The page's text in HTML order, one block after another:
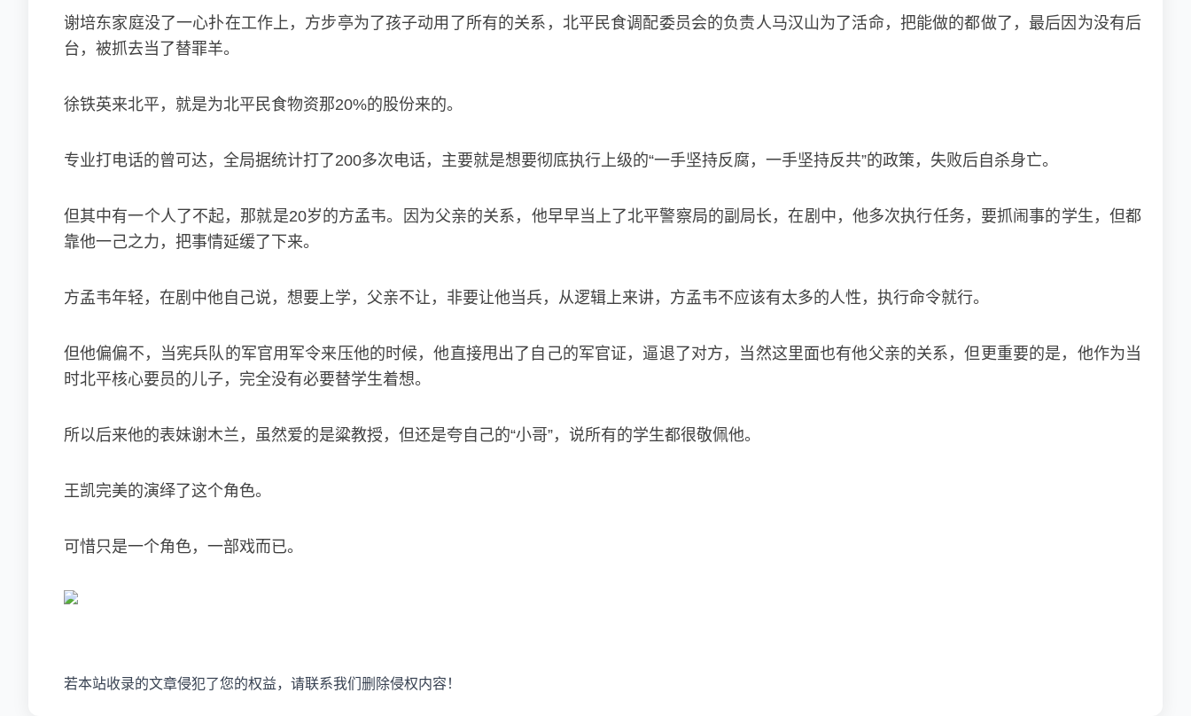
谢培东家庭没了一心扑在工作上，方步亭为了孩子动用了所有的关系，北平民食调配委员会的负责人马汉山为了活命，把能做的都做了，最后因为没有后
台，被抓去当了替罪羊。
徐铁英来北平，就是为北平民食物资那20%的股份来的。
专业打电话的曾可达，全局据统计打了200多次电话，主要就是想要彻底执行上级的“一手坚持反腐，一手坚持反共”的政策，失败后自杀身亡。
但其中有一个人了不起，那就是20岁的方孟韦。因为父亲的关系，他早早当上了北平警察局的副局长，在剧中，他多次执行任务，要抓闹事的学生，但都
靠他一己之力，把事情延缓了下来。
方孟韦年轻，在剧中他自己说，想要上学，父亲不让，非要让他当兵，从逻辑上来讲，方孟韦不应该有太多的人性，执行命令就行。
但他偏偏不，当宪兵队的军官用军令来压他的时候，他直接甩出了自己的军官证，逼退了对方，当然这里面也有他父亲的关系，但更重要的是，他作为当
时北平核心要员的儿子，完全没有必要替学生着想。
所以后来他的表妹谢木兰，虽然爱的是粱教授，但还是夸自己的“小哥”，说所有的学生都很敬佩他。
王凯完美的演绎了这个角色。
可惜只是一个角色，一部戏而已。
若本站收录的文章侵犯了您的权益，请联系我们删除侵权内容！